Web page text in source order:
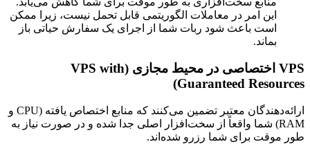
این امر در معاملات الگوریتمی قابل تحمل نیست، زیرا ممکن
است باعث شود ربات شما از اجرای یک سفارش حیاتی باز
بماند.
VPS اختصاصی در محیط مجازی (VPS with
Guaranteed Resources)
ارائه‌دهندگان معتبر تضمین می‌کنند که منابع اختصاص یافته (CPU و
RAM) شما واقعاً از سخت‌افزار اصلی جدا شده و در صورت نیاز به
طور موقت برای شما رزرو شده‌اند.